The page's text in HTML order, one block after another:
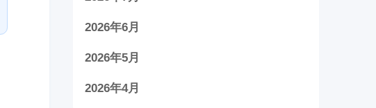
2026年6月
2026年5月
2026年4月